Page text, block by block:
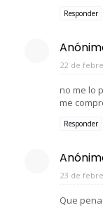
Responder
22 de
no me lo
me
Responder
23 de
Que